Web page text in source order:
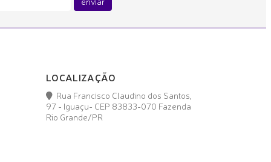
LOCALIZAÇÃO
Rua Francisco Claudino dos Santos,
97 - Iguaçu- CEP 83833-070 Fazenda
Rio Grande/PR